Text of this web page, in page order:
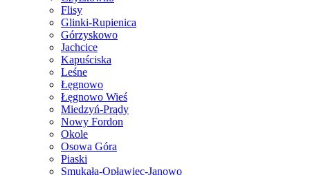
Flisy
Glinki-Rupienica
Górzyskowo
Jachcice
Kapuściska
Leśne
Łęgnowo
Łęgnowo Wieś
Miedzyń-Prądy
Nowy Fordon
Okole
Osowa Góra
Piaski
Smukała-Opławiec-Janowo